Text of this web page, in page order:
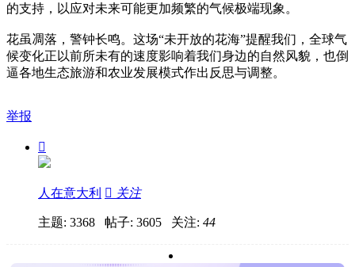
的支持，以应对未来可能更加频繁的气候极端现象。
花虽凋落，警钟长鸣。这场“未开放的花海”提醒我们，全球气
候变化正以前所未有的速度影响着我们身边的自然风貌，也倒
逼各地生态旅游和农业发展模式作出反思与调整。
举报

人在意大利  关注
主题: 3368 帖子: 3605 关注: 44